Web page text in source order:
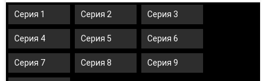
Серия 1 Серия 2 Серия 3
Серия 4 Серия 5 Серия 6
Серия 7 Серия 8 Серия 9